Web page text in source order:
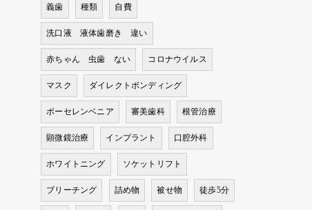
義歯 種類 自費
洗口液 液体歯磨き 違い
赤ちゃん 虫歯 ない コロナウイルス
マスク ダイレクトボンディング
ポーセレンベニア 審美歯科 根管治療
顕微鏡治療 インプラント 口腔外科
ホワイトニング ソケットリフト
ブリーチング 詰め物 被せ物 徒歩5分